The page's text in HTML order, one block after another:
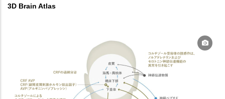
3D Brain Atlas